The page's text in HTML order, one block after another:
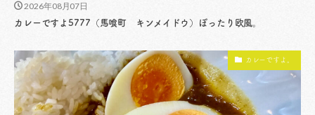
2026年08月07日
カレーですよ5777（馬喰町 キンメイドウ）ぽったり欧風。
カレーですよ。